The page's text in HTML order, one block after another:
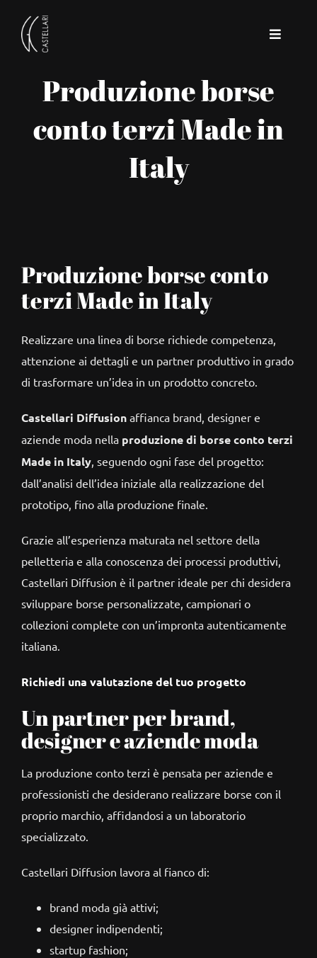
contenuto
Toggle
Home
Azienda
Produzione borse
conto terzi Made in
Italy
Produzione borse conto
terzi Made in Italy
Realizzare una linea di borse richiede competenza,
attenzione ai dettagli e un partner produttivo in grado
di trasformare un’idea in un prodotto concreto.
Castellari Diffusionaffianca brand, designer e
aziende moda nella produzione di borse conto terzi
Made in Italy, seguendo ogni fase del progetto:
dall’analisi dell’idea iniziale alla realizzazione del
prototipo, fino alla produzione finale.
Grazie all’esperienza maturata nel settore della
pelletteria e alla conoscenza dei processi produttivi,
Castellari Diffusion è il partner ideale per chi desidera
sviluppare borse personalizzate, campionari o
collezioni complete con un’impronta autenticamente
italiana.
Richiedi una valutazione del tuo progetto
Un partner per brand,
designer e aziende moda
La produzione conto terzi è pensata per aziende e
professionisti che desiderano realizzare borse con il
proprio marchio, affidandosi a un laboratorio
specializzato.
Castellari Diffusion lavora al fianco di:
brand moda già attivi;
designer indipendenti;
startup fashion;